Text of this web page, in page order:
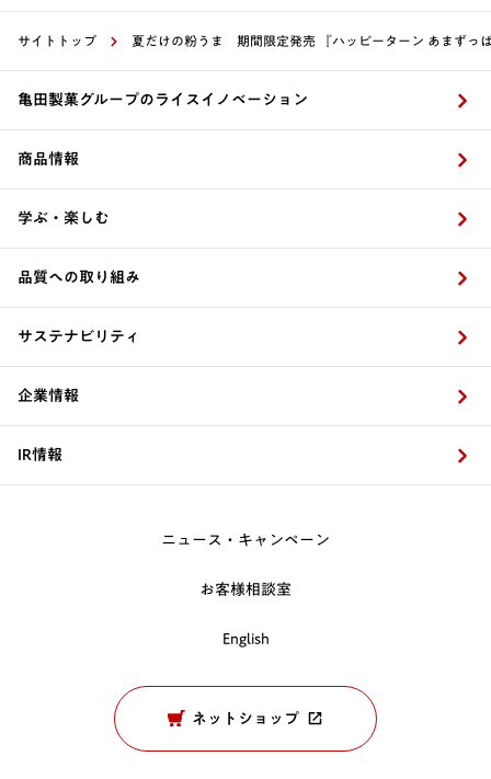
サイトトップ 夏だけの粉うま 期間限定発売 『ハッピーターン あまずっ
亀田製菓グループのライスイノベーション
商品情報
学ぶ・楽しむ
品質への取り組み
サステナビリティ
企業情報
IR情報
ニュース・キャンペーン
お客様相談室
English
ネットショップ